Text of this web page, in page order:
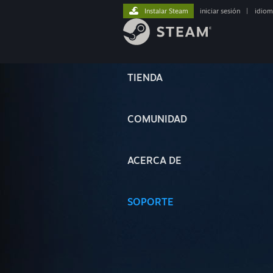
TIENDA
COMUNIDAD
ACERCA DE
SOPORTE
Instalar Steam iniciar sesión